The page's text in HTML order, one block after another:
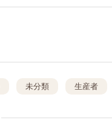
未分類 生産者